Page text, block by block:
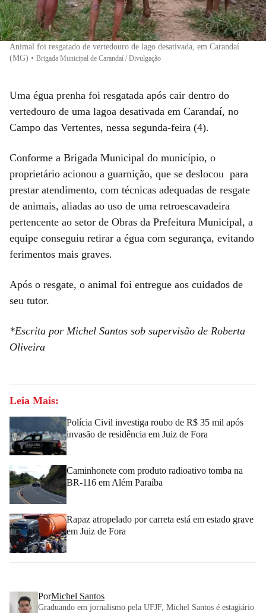
Animal foi resgatado de vertedouro de lago desativada, em Carandaí
(MG) • Brigada Municipal de Carandaí / Divulgação
Uma égua prenha foi resgatada após cair dentro do
vertedouro de uma lagoa desativada em Carandaí, no
Campo das Vertentes, nessa segunda-feira (4).
Conforme a Brigada Municipal do município, o
proprietário acionou a guarnição, que se deslocou para
prestar atendimento, com técnicas adequadas de resgate
de animais, aliadas ao uso de uma retroescavadeira
pertencente ao setor de Obras da Prefeitura Municipal, a
equipe conseguiu retirar a égua com segurança, evitando
ferimentos mais graves.
Após o resgate, o animal foi entregue aos cuidados de
seu tutor.
*Escrita por Michel Santos sob supervisão de Roberta
Oliveira
Leia Mais:
Polícia Civil investiga roubo de R$ 35 mil após
invasão de residência em Juiz de Fora
Caminhonete com produto radioativo tomba na
BR-116 em Além Paraíba
Rapaz atropelado por carreta está em estado grave
em Juiz de Fora
PorMichel Santos
Graduando em jornalismo pela UFJF, Michel Santos é estagiário